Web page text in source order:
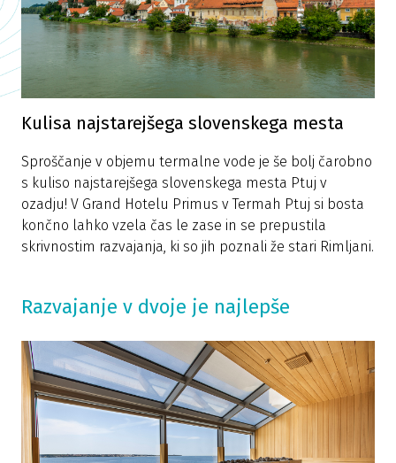
Kulisa najstarejšega slovenskega mesta
Sproščanje v objemu termalne vode je še bolj čarobno
s kuliso najstarejšega slovenskega mesta Ptuj v
ozadju! V Grand Hotelu Primus v Termah Ptuj si bosta
končno lahko vzela čas le zase in se prepustila
skrivnostim razvajanja, ki so jih poznali že stari Rimljani.
Razvajanje v dvoje je najlepše